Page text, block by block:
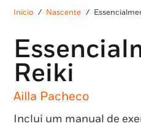
Início / Nascente /
Reiki
Ailla Pacheco
Inclui um manual de